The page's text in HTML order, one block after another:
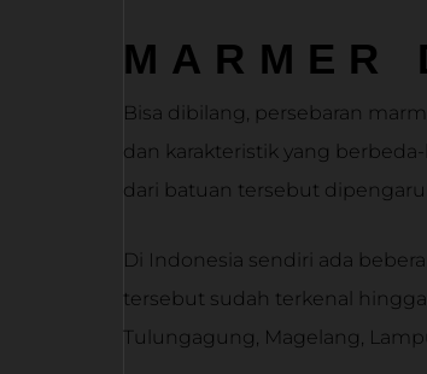
MARMER
Bisa dibilang, persebaran
dan karakteristik yang
dari batuan tersebut
Di Indonesia sendiri ada
tersebut sudah terkenal
Tulungagung, Magelang,